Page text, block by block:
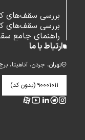
بررسی سقف‌های
بررسی سقف‌های
راهنمای جامع
ارتباط با ما
تهران، جردن، آناهیتا،
۹۰۰۰۱۰۱۱ (بدون کد)